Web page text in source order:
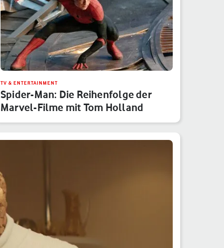
TV & ENTERTAINMENT
Spider-Man: Die Reihenfolge der
Marvel-Filme mit Tom Holland